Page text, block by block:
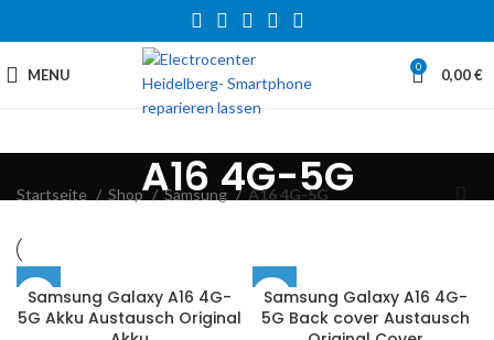
MENU 0 0,00€
A16 4G-5G
Startseite Shop Samsung A16 4G-5G
Samsung Galaxy A16 4G-
5G Akku Austausch Original
Samsung Galaxy A16 4G-
5G Back cover Austausch